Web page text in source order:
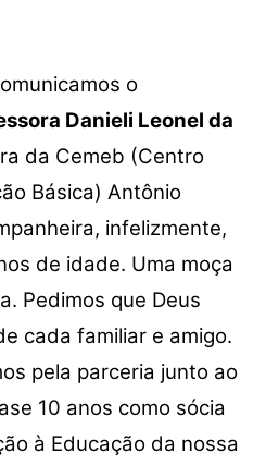
o
Danieli Leonel da
da Cemeb (Centro
Básica) Antônio
infelizmente,
de idade. Uma moça
Pedimos que Deus
cada familiar e amigo.
pela parceria junto ao
10 anos como sócia
à Educação da nossa